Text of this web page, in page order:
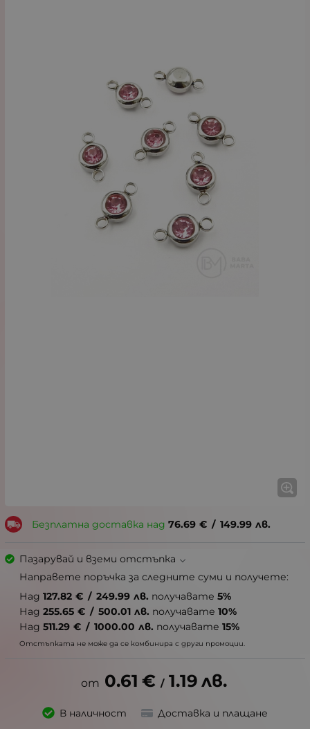
Безплатна доставка над 76.69 € / 149.99 лв.
Пазарувай и вземи отстъпка
Направете поръчка за следните суми и получете:
Над 127.82 € / 249.99 лв. получавате 5%
Над 255.65 € / 500.01 лв. получавате 10%
Над 511.29 € / 1000.00 лв. получавате 15%
Отстъпката не може да се комбинира с други промоции.
0.61 € / 1.19 лв.
В наличност Доставка и плащане